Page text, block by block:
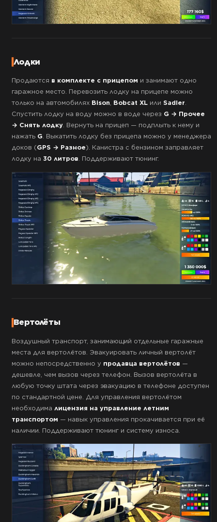
Лодки
Продаются в комплекте с прицепом и занимают одно
гаражное место. Перевозить лодку на прицепе можно
только на автомобилях Bison, Bobcat XLили Sadler.
Спустить лодку на воду можно в воде через G → Прочее
→ Снять лодку. Вернуть на прицеп — подплыть к нему и
нажать G. Выкатить лодку без прицепа можно у менеджера
доков (GPS → Разное). Канистра с бензином заправляет
лодку на 30 литров. Поддерживают тюнинг.
Вертолёты
Воздушный транспорт, занимающий отдельные гаражные
места для вертолётов. Эвакуировать личный вертолёт
можно непосредственно у продавца вертолётов —
дешевле, чем вызов через телефон. Вызов вертолёта в
любую точку штата через эвакуацию в телефоне доступен
по стандартной цене. Для управления вертолётом
необходима лицензия на управление летним
транспортом — навык управления прокачивается при её
наличии. Поддерживают тюнинг и систему износа.